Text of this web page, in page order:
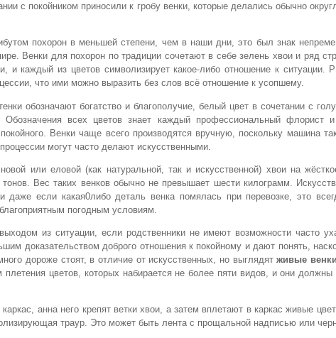
с покойником приносили к гробу венки, которые делались обычно
похорон в меньшей степени, чем в наши дни, это был знак
Венки для похорон по традиции сочетают в себе зелень хвои и ряд
и каждый из цветов символизирует какое-либо отношение к ситуации.
что ими можно выразить без слов всё отношение к усопшему.
обозначают богатство и благополучие, белый цвет в сочетании с
Обозначения всех цветов знает каждый профессиональный
покойного. Венки чаще всего производятся вручную, поскольку машина
могут часто делают искусственными.
или еловой (как натуральной, так и искусственной) хвои на
Вес таких венков обычно не превышает шести килограмм.
даже если какая0либо деталь венка помялась при перевозке, это
погодным условиям.
из ситуации, если родственники не имеют возможности часто
доказательством доброго отношения к покойному и дают понять,
дороже стоят, в отличие от искусственных, но выглядятживые венки
цветов, которых набирается не более пяти видов, и они
анна него крепят ветки хвои, а затем вплетают в каркас живые
траур. Это может быть лента с прощальной надписью или